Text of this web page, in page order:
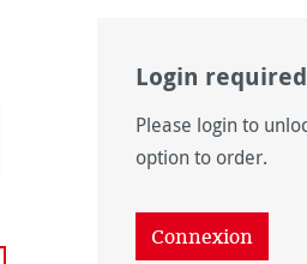
disponible pour le moment.)
pas disponible pour le moment.)
option n'est pas disponible pour le
pour le moment.)
n'est pas disponible pour le
pour le moment.)
n'est pas disponible pour le
Login required
Please login to
option to order.
Connexion